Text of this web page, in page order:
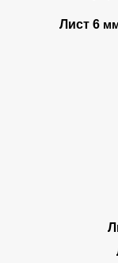
Лист 6